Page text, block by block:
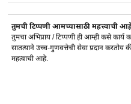
तुमची टिप्पणी आमच्यासाठी महत्त्वाची
तुमचा अभिप्राय / टिप्पणी ही आम्ही कसे कार्य
सातत्याने उच्च-गुणवत्तेची सेवा प्रदान करतोय
महत्वाची आहे.